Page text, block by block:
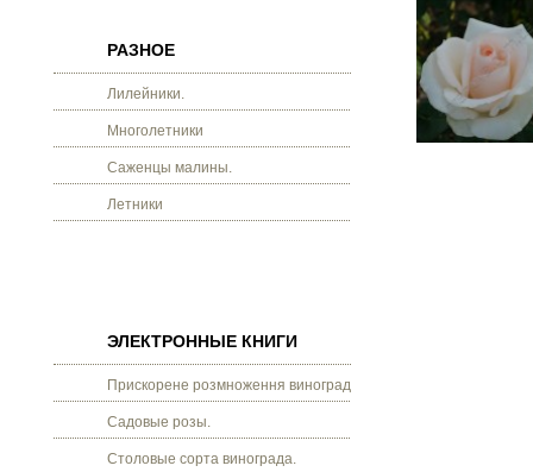
РАЗНОЕ
Лилейники.
Многолетники
Саженцы малины.
Летники
ЭЛЕКТРОННЫЕ КНИГИ
Прискорене розмноження винограду.
Садовые розы.
Столовые сорта винограда.